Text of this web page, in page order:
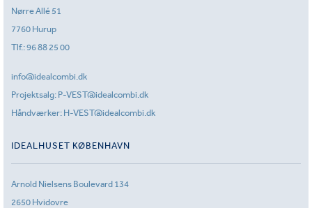
Nørre Allé 51
7760 Hurup
Tlf.:96 88 25 00
info@idealcombi.dk
Projektsalg: P-VEST@idealcombi.dk
Håndværker: H-VEST@idealcombi.dk
IDEALHUSET KØBENHAVN
Arnold Nielsens Boulevard 134
2650 Hvidovre